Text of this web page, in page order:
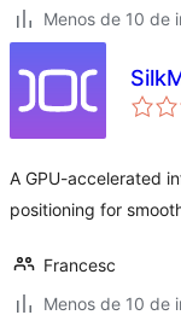
Menos de 10 de
A GPU-accelerated
positioning for
Francesc
Menos de 10 de